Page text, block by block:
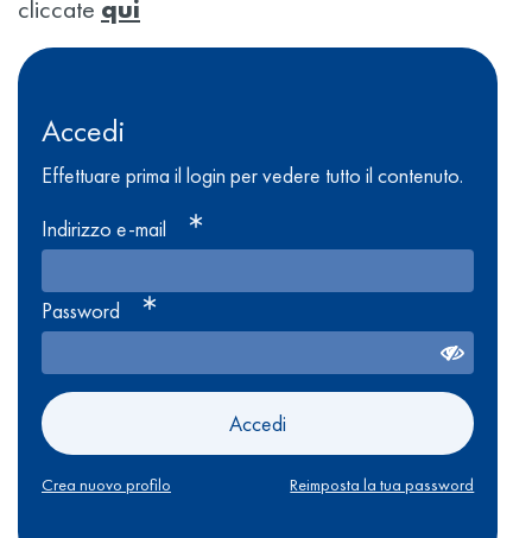
cliccate qui
Accedi
Effettuare prima il login per vedere tutto il contenuto.
Indirizzo e-mail
Password
Accedi
Crea nuovo profilo Reimposta la tua password